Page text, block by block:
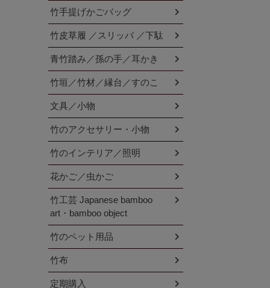
竹手提げかごバッグ
竹皮草履 ／スリッパ ／下駄
青竹踏み／孫の手／耳かき
竹垣／竹材／縁台／すのこ
文具／小物
竹のアクセサリー・小物
竹のインテリア／照明
花かご／虫かご
竹工芸 Japanese bamboo
art・bamboo object
竹のペット用品
竹布
定期購入